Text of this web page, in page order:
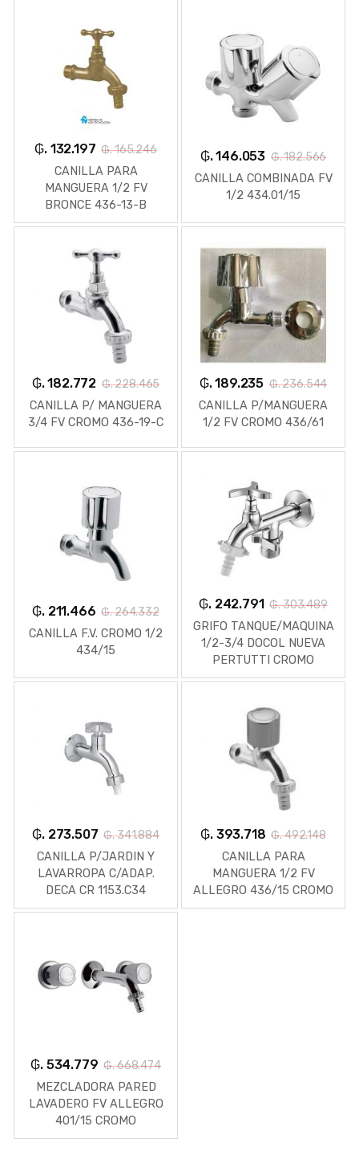
₲. 132.197 ₲. 165.246
CANILLA PARA
MANGUERA 1/2 FV
BRONCE 436-13-B
₲. 146.053 ₲. 182.566
CANILLA COMBINADA FV
1/2 434.01/15
₲. 182.772 ₲. 228.465
CANILLA P/ MANGUERA
3/4 FV CROMO 436-19-C
₲. 189.235 ₲. 236.544
CANILLA P/MANGUERA
1/2 FV CROMO 436/61
₲. 211.466 ₲. 264.332
CANILLA F.V. CROMO 1/2
434/15
₲. 242.791 ₲. 303.489
GRIFO TANQUE/MAQUINA
1/2-3/4 DOCOL NUEVA
PERTUTTI CROMO
904106
₲. 273.507 ₲. 341.884
CANILLA P/JARDIN Y
LAVARROPA C/ADAP.
DECA CR 1153.C34
₲. 393.718 ₲. 492.148
CANILLA PARA
MANGUERA 1/2 FV
ALLEGRO 436/15 CROMO
₲. 534.779 ₲. 668.474
MEZCLADORA PARED
LAVADERO FV ALLEGRO
401/15 CROMO